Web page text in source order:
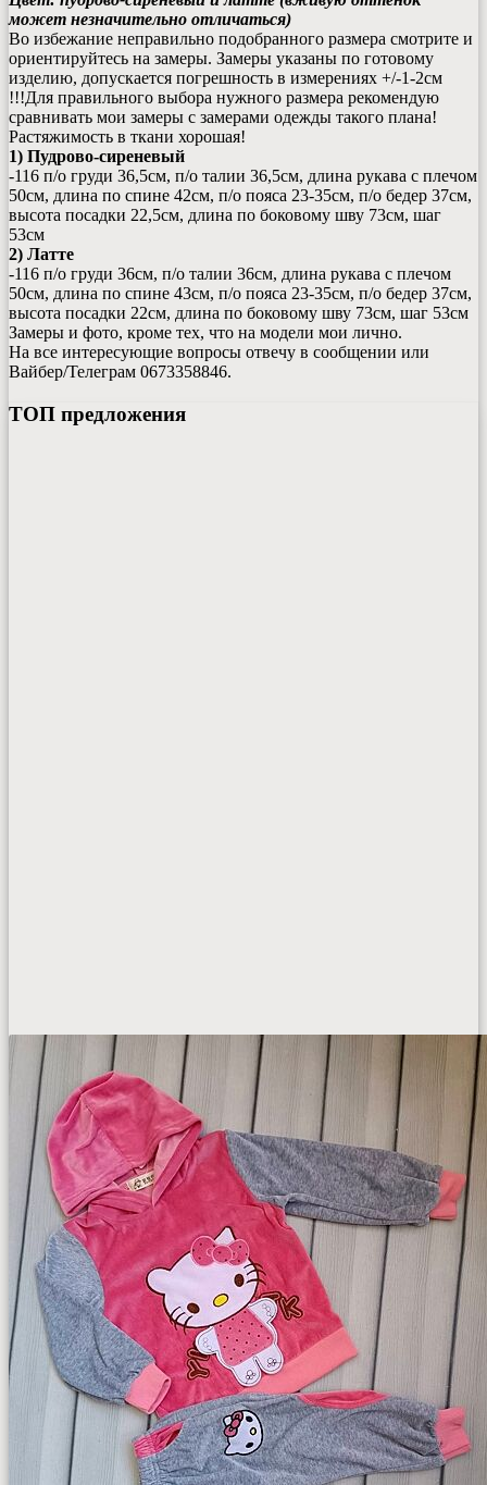
может незначительно отличаться)
Во избежание неправильно подобранного размера смотрите и
ориентируйтесь на замеры. Замеры указаны по готовому
изделию, допускается погрешность в измерениях +/-1-2см
!!!Для правильного выбора нужного размера рекомендую
сравнивать мои замеры с замерами одежды такого плана!
Растяжимость в ткани хорошая!
1) Пудрово-сиреневый
-116 п/о груди 36,5см, п/о талии 36,5см, длина рукава с плечом
50см, длина по спине 42см, п/о пояса 23-35см, п/о бедер 37см,
высота посадки 22,5см, длина по боковому шву 73см, шаг
53см
2) Латте
-116 п/о груди 36см, п/о талии 36см, длина рукава с плечом
50см, длина по спине 43см, п/о пояса 23-35см, п/о бедер 37см,
высота посадки 22см, длина по боковому шву 73см, шаг 53см
Замеры и фото, кроме тех, что на модели мои лично.
На все интересующие вопросы отвечу в сообщении или
Вайбер/Телеграм 0673358846.
ТОП предложения